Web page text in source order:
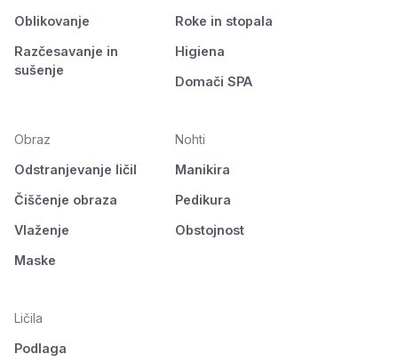
Oblikovanje
Razčesavanje in
sušenje
Roke in stopala
Higiena
Domači SPA
Obraz
Odstranjevanje ličil
Čiščenje obraza
Vlaženje
Maske
Nohti
Manikira
Pedikura
Obstojnost
Ličila
Podlaga